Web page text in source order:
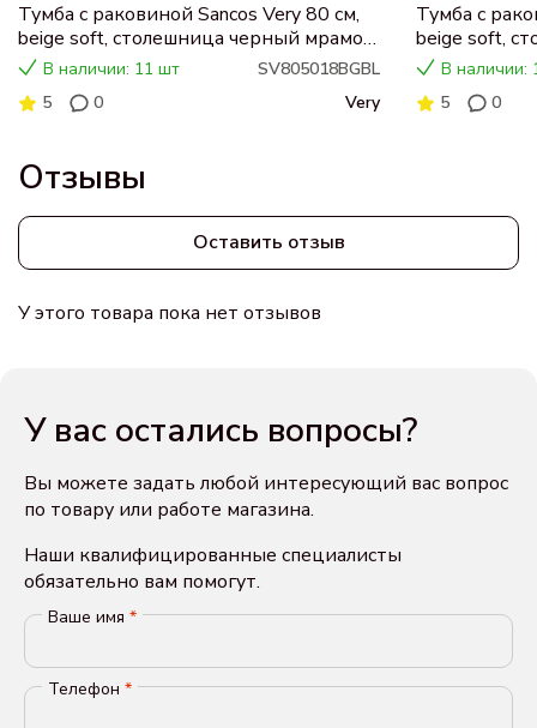
Тумба с раковиной Sancos Very 80 см,
beige soft, столешница черный мрамор,
раковина CN5018
В наличии: 11 шт
SV805018BGBL
5
0 Very
Тумба с
beige soft,
раковина
В наличии:
5
0
Отзывы
Оставить отзыв
У этого товара пока нет отзывов
У вас остались вопросы?
Вы можете задать любой интересующий вас вопрос
по товару или работе магазина.
Наши квалифицированные специалисты
обязательно вам помогут.
Ваше имя *
Телефон *